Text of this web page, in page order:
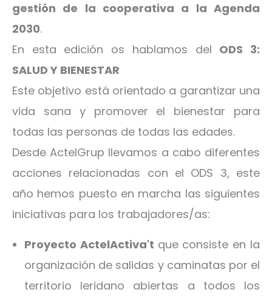
gestión de la cooperativa a la Agenda
2030.
En esta edición os hablamos del ODS 3:
SALUD Y BIENESTAR
Este objetivo está orientado a garantizar una
vida sana y promover el bienestar para
todas las personas de todas las edades.
Desde ActelGrup llevamos a cabo diferentes
acciones relacionadas con el ODS 3, este
año hemos puesto en marcha las siguientes
iniciativas para los trabajadores/as:
Proyecto ActelActiva't que consiste en la
organización de salidas y caminatas por el
territorio leridano abiertas a todos los